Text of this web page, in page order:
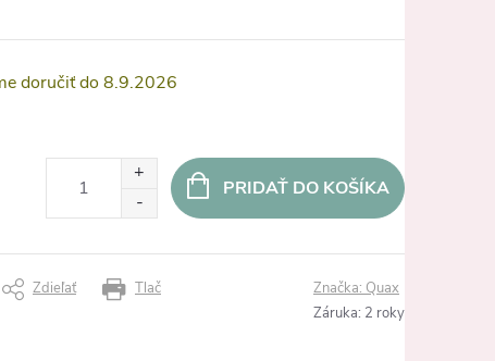
8.9.2026
PRIDAŤ DO KOŠÍKA
Tlač
Zdieľať Značka: Quax
Záruka: 2 roky